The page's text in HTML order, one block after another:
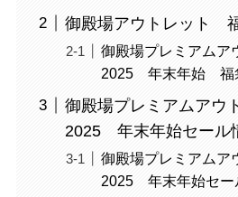
御殿場アウトレット
御殿場プレミアムア
2025 年末年始 福
御殿場プレミアムア
2025 年末年始セール
御殿場プレミアム
2025 年末年始セー